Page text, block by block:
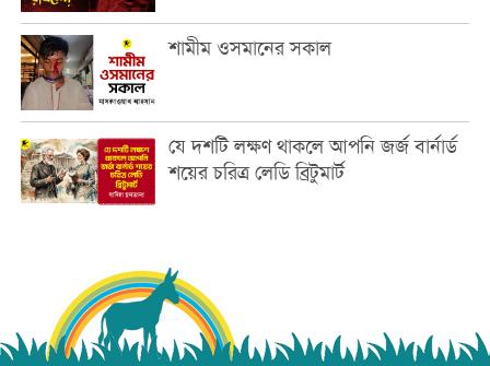
শামীম ওসমানের সকাল
যে দশটি লক্ষণ থাকলে আপনি জর্জ বার্নার্ড
শয়ের চরিত্র লেডি ব্রিটুমার্ট